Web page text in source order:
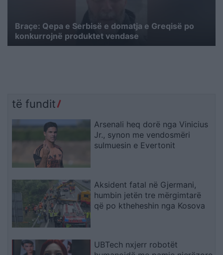
Braçe: Qepa e Serbisë e domatja e Greqisë po
konkurrojnë produktet vendase
të fundit
Arsenali heq dorë nga Vinicius
Jr., synon me vendosmëri
sulmuesin e Evertonit
Aksident fatal në Gjermani,
humbin jetën tre mërgimtarë
që po ktheheshin nga Kosova
UBTech nxjerr robotët